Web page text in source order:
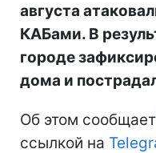
августа
КАБами. В
городе
дома и
Об этом сообщает
ссылкой на